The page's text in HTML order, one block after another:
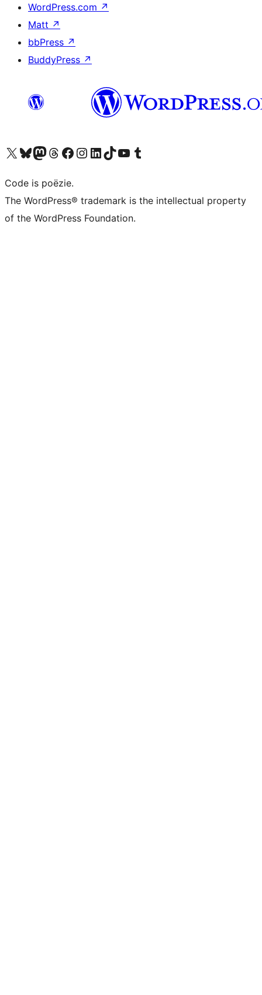
WordPress.com ↗
Matt ↗
bbPress ↗
BuddyPress ↗
Bezoek ons X (voorheen Twitter) account
Bezoek ons Bluesky account
Bezoek ons Mastodon account
Bezoek ons Threads account
Onze Facebook pagina bezoeken
Bezoek ons Instagram account
Bezoek ons LinkedIn account
Bezoek ons TikTok account
Bezoek ons YouTube kanaalBezoek ons Tumblr account
Code is poëzie.
The WordPress® trademark is the intellectual property
of the WordPress Foundation.